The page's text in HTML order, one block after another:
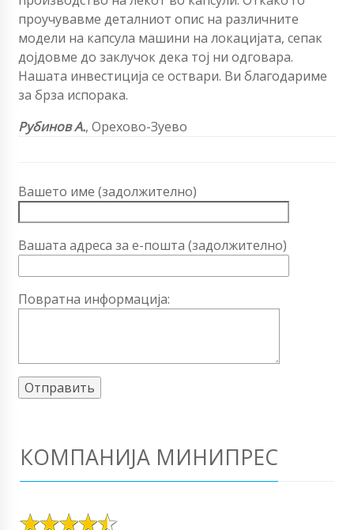
проучувавме деталниот опис на различните
модели на капсула машини на локацијата, сепак
дојдовме до заклучок дека тој ни одговара.
Нашата инвестиција се оствари. Ви благодариме
за брза испорака.
Рубинов А., Орехово-Зуево
Вашето име (задолжително)
Вашата адреса за е-пошта (задолжително)
Повратна информација:
КОМПАНИЈА МИНИПРЕС